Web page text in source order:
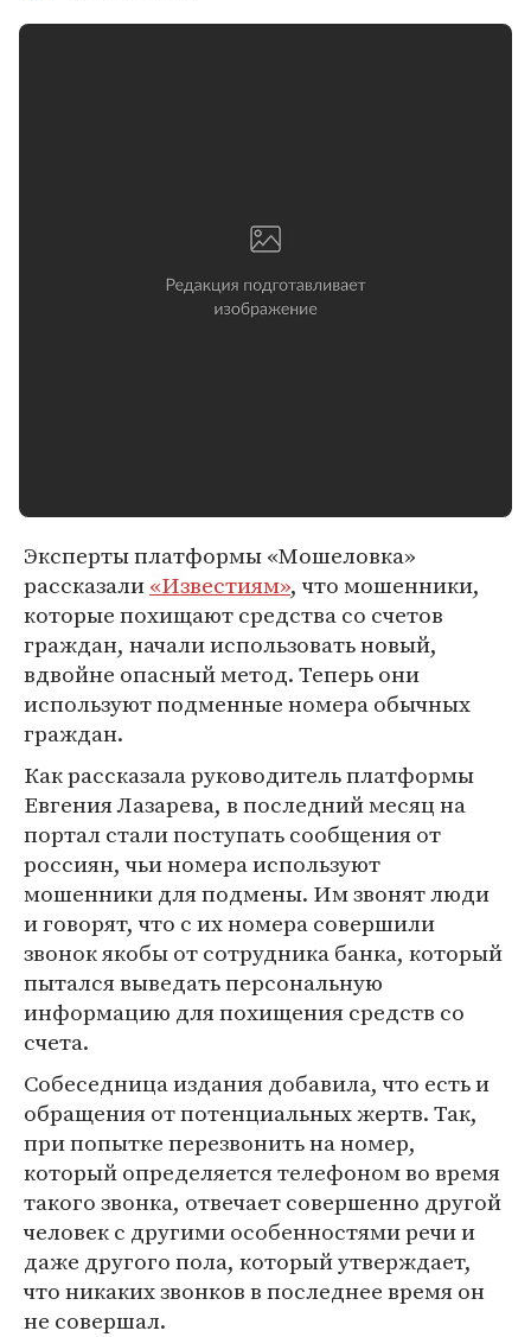
Эксперты платформы «Мошеловка»
рассказали«Известиям», что мошенники,
которые похищают средства со счетов
граждан, начали использовать новый,
вдвойне опасный метод. Теперь они
используют подменные номера обычных
граждан.
Как рассказала руководитель платформы
Евгения Лазарева, в последний месяц на
портал стали поступать сообщения от
россиян, чьи номера используют
мошенники для подмены. Им звонят люди
и говорят, что с их номера совершили
звонок якобы от сотрудника банка, который
пытался выведать персональную
информацию для похищения средств со
счета.
Собеседница издания добавила, что есть и
обращения от потенциальных жертв. Так,
при попытке перезвонить на номер,
который определяется телефоном во время
такого звонка, отвечает совершенно другой
человек с другими особенностями речи и
даже другого пола, который утверждает,
что никаких звонков в последнее время он
не совершал.